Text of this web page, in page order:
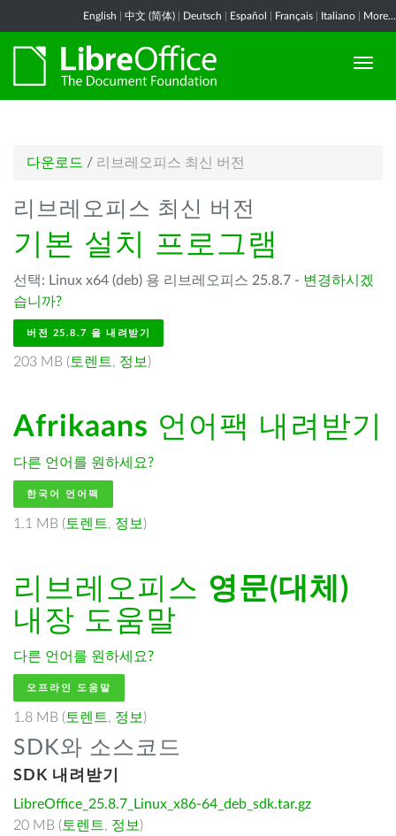
English 中文 (简体) Deutsch Español Français Italiano More...
다운로드 / 리브레오피스 최신 버전
리브레오피스 최신 버전
기본 설치 프로그램
선택: Linux x64 (deb) 용 리브레오피스 25.8.7 - 변경하시겠
습니까?
버전 25.8.7 을 내려받기
203 MB ( 토렌트, 정보 )
Afrikaans 언어팩 내려받기
다른 언어를 원하세요?
한국어 언어팩
1.1 MB ( 토렌트, 정보 )
리브레오피스 영문(대체)
내장 도움말
다른 언어를 원하세요?
오프라인 도움말
1.8 MB ( 토렌트, 정보 )
SDK와 소스코드
SDK 내려받기
LibreOffice_25.8.7_Linux_x86-64_deb_sdk.tar.gz
20 MB ( 토렌트, 정보 )